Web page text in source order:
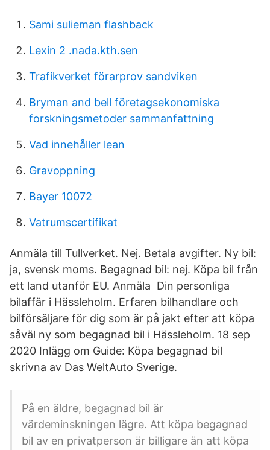
Sami sulieman flashback
Lexin 2 .nada.kth.sen
Trafikverket förarprov sandviken
Bryman and bell företagsekonomiska
forskningsmetoder sammanfattning
Vad innehåller lean
Gravoppning
Bayer 10072
Vatrumscertifikat
Anmäla till Tullverket. Nej. Betala avgifter. Ny bil:
ja, svensk moms. Begagnad bil: nej. Köpa bil från
ett land utanför EU. Anmäla Din personliga
bilaffär i Hässleholm. Erfaren bilhandlare och
bilförsäljare för dig som är på jakt efter att köpa
såväl ny som begagnad bil i Hässleholm. 18 sep
2020 Inlägg om Guide: Köpa begagnad bil
skrivna av Das WeltAuto Sverige.
På en äldre, begagnad bil är
värdeminskningen lägre. Att köpa begagnad
bil av en privatperson är billigare än att köpa